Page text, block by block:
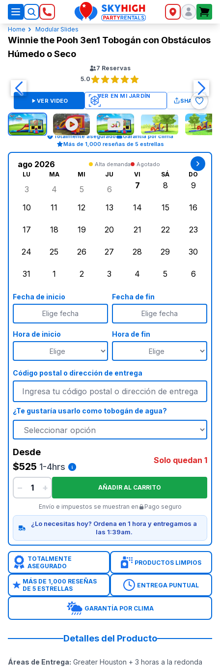
SkyHigh Logo
Home Modular Slides
Winnie the Pooh 3en1 Tobogán con Obstáculos
Húmedo o Seco
7 Reservas
5.0
VER VIDEO SHARE
Totalmente asegurado
Garantía por clima
Más de 1,000 reseñas de 5 estrellas
ago 2026 Alta demanda Agotado
LU MA MI JU VI SÁ DO
lunes, agosto 3, 2026
3
martes, agosto 4, 2026
4
miércoles, agosto 5, 2026
5
jueves, agosto 6, 2026
6
7
8
9
10
11
12
13
14
15
16
17
18
19
20
21
22
23
24
25
26
27
28
29
30
31
1
2
3
4
5
6
Fecha de inicio
Elige fecha
Fecha de fin
Elige fecha
Hora de inicio Hora de fin
Código postal o dirección de entrega
¿Te gustaría usarlo como tobogán de agua?
Desde
$525 1-4hrs
Solo quedan 1
− + AÑADIR AL CARRITO
Envío e impuestos se muestran en Pago seguro
¿Lo necesitas hoy? Ordena en 1 hora y entregamos a
las 1:39am.
TOTALMENTE
ASEGURADO
PRODUCTOS LIMPIOS
MÁS DE 1,000 RESEÑAS
DE 5 ESTRELLAS
ENTREGA PUNTUAL
GARANTÍA POR CLIMA
Detalles del Producto
Áreas de Entrega: Greater Houston + 3 horas a la redonda